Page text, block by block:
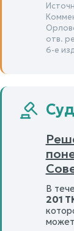
отв.
6-е
В
201